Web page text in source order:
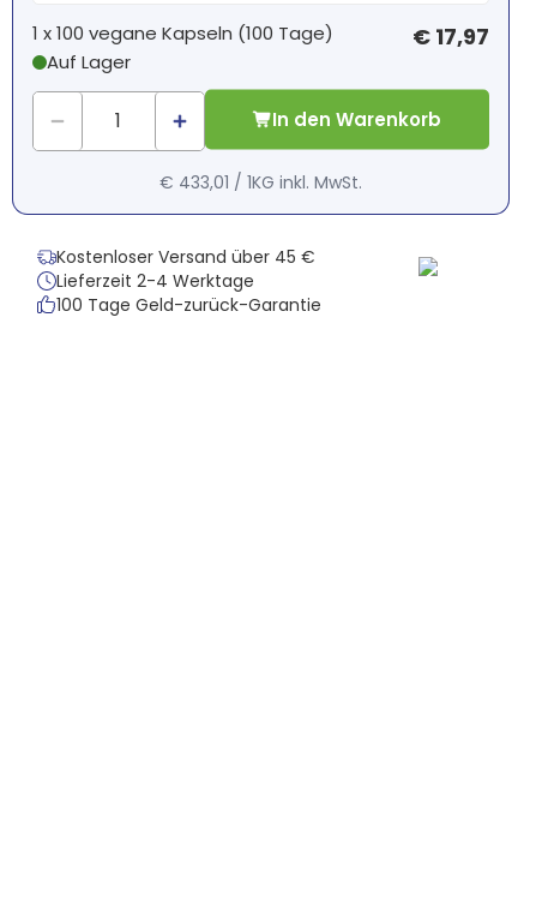
Dein persönlicher Rabatt
1x € 0,00
1 x100 vegane Kapseln (100 Tage)
Auf Lager
€ 17,97
In den Warenkorb
€ 433,01 / 1KG inkl. MwSt.
Kostenloser Versand über 45 €
Lieferzeit 2-4 Werktage
100 Tage Geld-zurück-Garantie